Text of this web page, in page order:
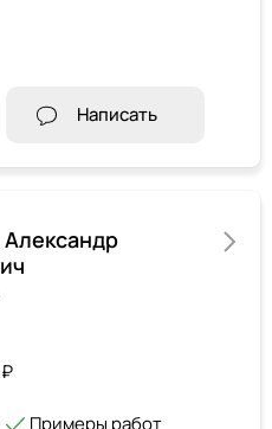
Написать
Примеры работ